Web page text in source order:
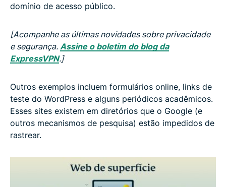
domínio de acesso público.
[Acompanhe as últimas novidades sobre privacidade
e segurança. Assine o boletim do blog da
ExpressVPN.]
Outros exemplos incluem formulários online, links de
teste do WordPress e alguns periódicos acadêmicos.
Esses sites existem em diretórios que o Google (e
outros mecanismos de pesquisa) estão impedidos de
rastrear.